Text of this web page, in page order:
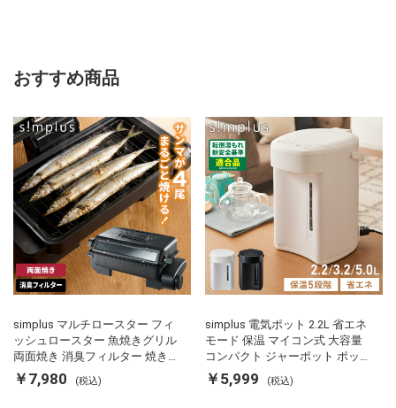
おすすめ商品
simplus マルチロースター フィ
ッシュロースター 魚焼きグリル
両面焼き 消臭フィルター 焼き魚
両面ヒーター タイマー付き SP-
FRS01 マットブラック シンプラ
￥7,980 (税込)
simplus 電気ポット 2.2L 省エネ
モード 保温 マイコン式 大容量
コンパクト ジャーポット ポット
カルキ抜き 空焚き防止 温度調節
軽量 SP-PD22 シンプラス
￥5,999 (税込)